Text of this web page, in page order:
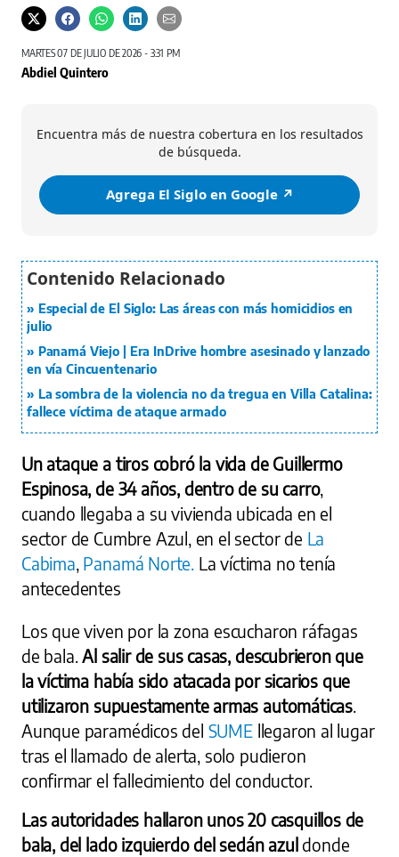
MARTES 07 DE JULIO DE 2026 - 3:31 PM
Abdiel Quintero
Encuentra más de nuestra cobertura en los resultados
de búsqueda.
Agrega El Siglo en Google ↗️
Especial de El Siglo: Las áreas con más homicidios en
julio
Panamá Viejo | Era InDrive hombre asesinado y lanzado
en vía Cincuentenario
La sombra de la violencia no da tregua en Villa Catalina:
fallece víctima de ataque armado
Un ataque a tiros cobró la vida de Guillermo
Espinosa, de 34 años, dentro de su carro,
cuando llegaba a su vivienda ubicada en el
sector de Cumbre Azul, en el sector de La
Cabima Panamá Norte. La víctima no tenía
antecedentes
Los que viven por la zona escucharon ráfagas
de bala. Al salir de sus casas, descubrieron que
la víctima había sido atacada por sicarios que
utilizaron supuestamente armas automáticas
Aunque paramédicos del SUME llegaron al lugar
tras el llamado de alerta, solo pudieron
confirmar el fallecimiento del conductor.
Las autoridades hallaron unos 20 casquillos de
bala, del lado izquierdo del sedán azuldonde